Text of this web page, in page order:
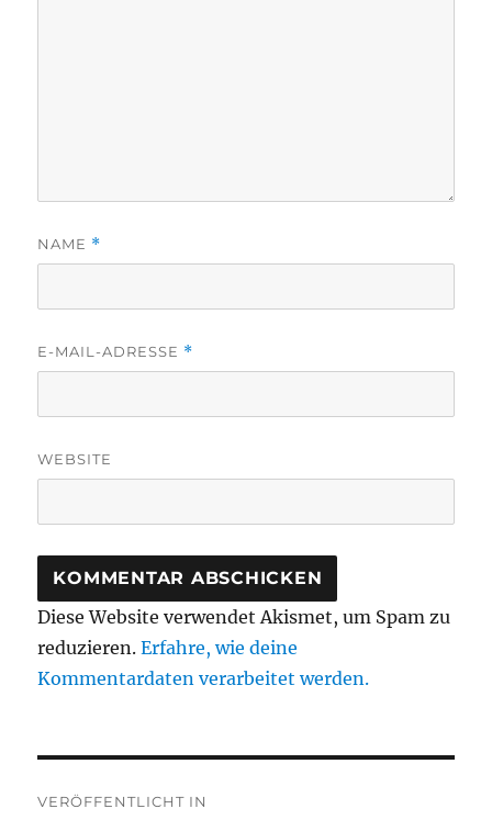
NAME *
E-MAIL-ADRESSE *
WEBSITE
Diese Website verwendet Akismet, um Spam zu
reduzieren.Erfahre, wie deine
Kommentardaten verarbeitet werden.
VERÖFFENTLICHT IN